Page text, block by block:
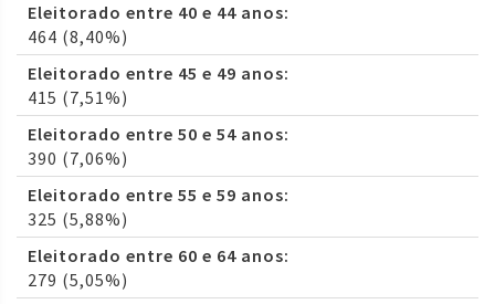
Eleitorado entre 40 e 44 anos:
464 (8,40%)
Eleitorado entre 45 e 49 anos:
415 (7,51%)
Eleitorado entre 50 e 54 anos:
390 (7,06%)
Eleitorado entre 55 e 59 anos:
325 (5,88%)
Eleitorado entre 60 e 64 anos:
279 (5,05%)